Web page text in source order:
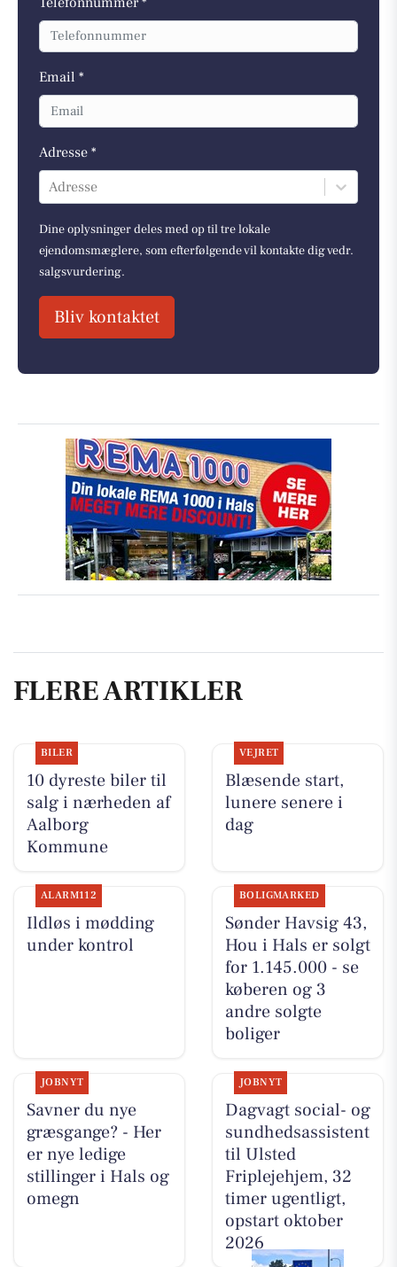
Email *
Adresse *
Adresse
Dine oplysninger deles med op til tre lokale
ejendomsmæglere, som efterfølgende vil kontakte dig vedr.
salgsvurdering.
Bliv kontaktet
FLERE ARTIKLER
BILER
10 dyreste biler til
salg i nærheden af
Aalborg
Kommune
VEJRET
Blæsende start,
lunere senere i
dag
ALARM112
Ildløs i mødding
under kontrol
BOLIGMARKED
Sønder Havsig 43,
Hou i Hals er solgt
for 1.145.000 - se
køberen og 3
andre solgte
boliger
JOBNYT
Savner du nye
græsgange? - Her
er nye ledige
stillinger i Hals og
omegn
JOBNYT
Dagvagt social- og
sundhedsassistent
til Ulsted
Friplejehjem, 32
timer ugentligt,
opstart oktober
2026